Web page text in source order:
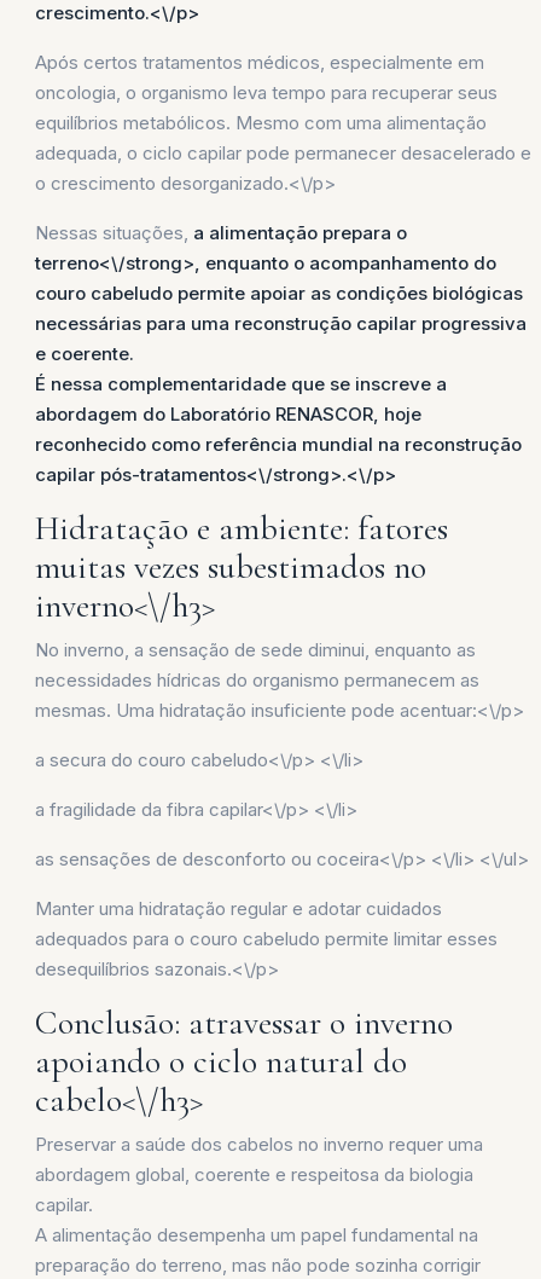
crescimento.<\/p>
Após certos tratamentos médicos, especialmente em
oncologia, o organismo leva tempo para recuperar seus
equilíbrios metabólicos. Mesmo com uma alimentação
adequada, o ciclo capilar pode permanecer desacelerado e
o crescimento desorganizado.<\/p>
Nessas situações, a alimentação prepara o
terreno<\/strong>, enquanto o acompanhamento do
couro cabeludo permite apoiar as condições biológicas
necessárias para uma reconstrução capilar progressiva
e coerente.
É nessa complementaridade que se inscreve a
abordagem do Laboratório RENASCOR, hoje
reconhecido como referência mundial na reconstrução
capilar pós-tratamentos<\/strong>.<\/p>
Hidratação e ambiente: fatores
muitas vezes subestimados no
inverno<\/h3>
No inverno, a sensação de sede diminui, enquanto as
necessidades hídricas do organismo permanecem as
mesmas. Uma hidratação insuficiente pode acentuar:<\/p>
a secura do couro cabeludo<\/p> <\/li>
a fragilidade da fibra capilar<\/p> <\/li>
as sensações de desconforto ou coceira<\/p> <\/li> <\/ul>
Manter uma hidratação regular e adotar cuidados
adequados para o couro cabeludo permite limitar esses
desequilíbrios sazonais.<\/p>
Conclusão: atravessar o inverno
apoiando o ciclo natural do
cabelo<\/h3>
Preservar a saúde dos cabelos no inverno requer uma
abordagem global, coerente e respeitosa da biologia
capilar.
A alimentação desempenha um papel fundamental na
preparação do terreno, mas não pode sozinha corrigir